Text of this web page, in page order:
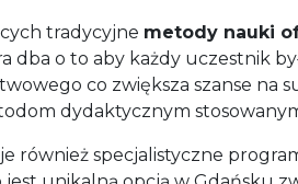
tradycyjne metody nauki
dba o to aby każdy uczestnik
co zwiększa szanse na
dydaktycznym
również specjalistyczne